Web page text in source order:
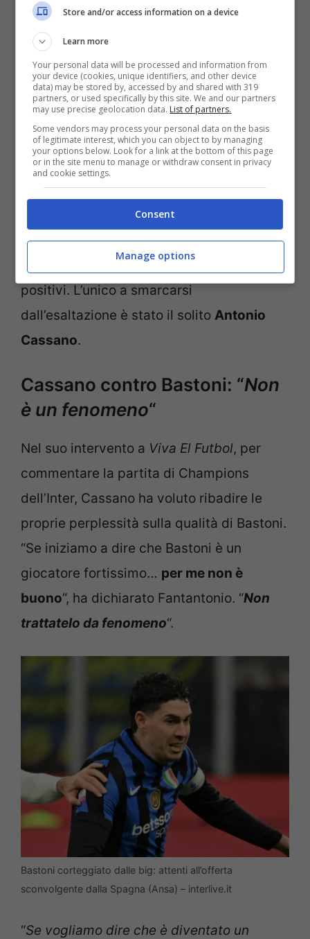
respingerle tutte. E lo stesso vale per
Bastoni. A meno che non lo chiami il
Madrid… Di fronte a un’offerta dei Blancos,
il venticinquenne di Casalamggiore
intenzioni.
Anche all’estero, dopo la partita dell’Inter a
Rotterdam contro il Feyenoord la stampa
ha esaltato la gara del difensore. In Italia i
giudizi sono stati dovunque più che
positivi. L’unico a smarcarsi
dall’esaltazione è stato il solito Antonio
Cassano.
Cassano contro Bastoni: “Non
è un fenomeno“
Nel suo intervento a Viva El Futbol, per
commentare la partita di Champions
dell’Inter, Cassano ha voluto ribadire le
proprie perplessità sulla qualità di Bastoni.
“Se iniziamo a dire che Bastoni è un
giocatore fortissimo… per me non è
buono“, ha dichiarato Fantantonio. “Non
trattatelo da fenomeno“.
Bastoni corteggiato dalle big: attenti all’offerta
sconvolgente dalla Spagna (Ansa) – interlive.it
“Se vogliamo dire che è diventato un
Store and/or access information on a device
Learn more
Your personal data will be processed and information from
your device (cookies, unique identifiers, and other device
data) may be stored by, accessed by and shared with 319
partners, or used specifically by this site. We and our partners
may use precise geolocation data. List of partners.
Some vendors may process your personal data on the basis
of legitimate interest, which you can object to by managing
your options below. Look for a link at the bottom of this page
or in the site menu to manage or withdraw consent in privacy
and cookie settings.
Consent
Manage options